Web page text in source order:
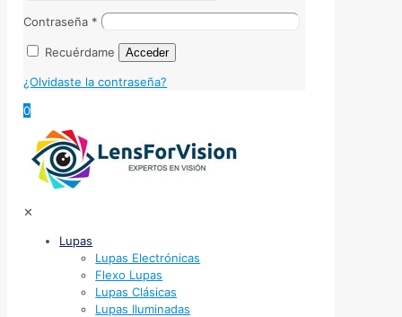
Contraseña *
Recuérdame Acceder
¿Olvidaste la contraseña?
0
✕
Lupas
Lupas Electrónicas
Flexo Lupas
Lupas Clásicas
Lupas Iluminadas